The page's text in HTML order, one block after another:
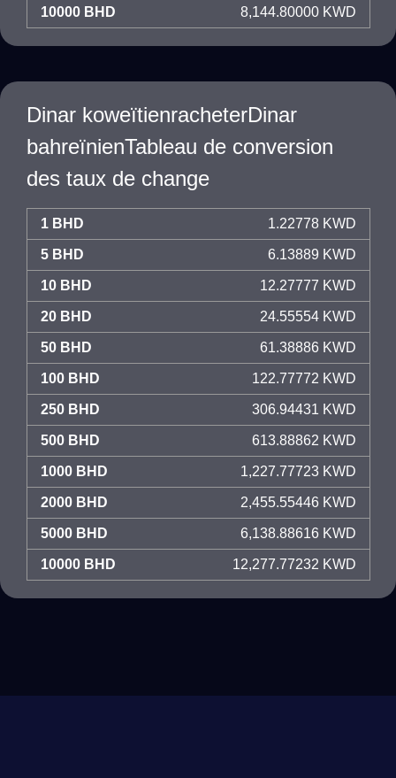
10000 BHD 8,144.80000 KWD
Dinar koweïtienracheterDinar
bahreïnienTableau de conversion
des taux de change
1 BHD 1.22778 KWD
5 BHD 6.13889 KWD
10 BHD 12.27777 KWD
20 BHD 24.55554 KWD
50 BHD 61.38886 KWD
100 BHD 122.77772 KWD
250 BHD 306.94431 KWD
500 BHD 613.88862 KWD
1000 BHD 1,227.77723 KWD
2000 BHD 2,455.55446 KWD
5000 BHD 6,138.88616 KWD
10000 BHD 12,277.77232 KWD